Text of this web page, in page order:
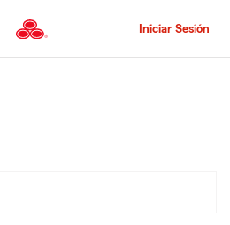
al
contenido
principal
Iniciar Sesión